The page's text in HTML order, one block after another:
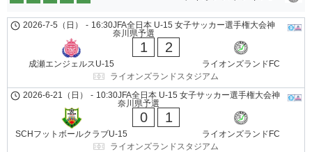
JFA全日本 U-15 女子サッカー選手権大会神
奈川県予選
2026-7-5（日） - 16:30
成瀬エンジェルスU-15
1 2
ライオンズランドFC
ライオンズランドスタジアム
JFA全日本 U-15 女子サッカー選手権大会神
奈川県予選
2026-6-21（日） - 10:30
SCHフットボールクラブU-15
0 1
ライオンズランドFC
ライオンズランドスタジアム